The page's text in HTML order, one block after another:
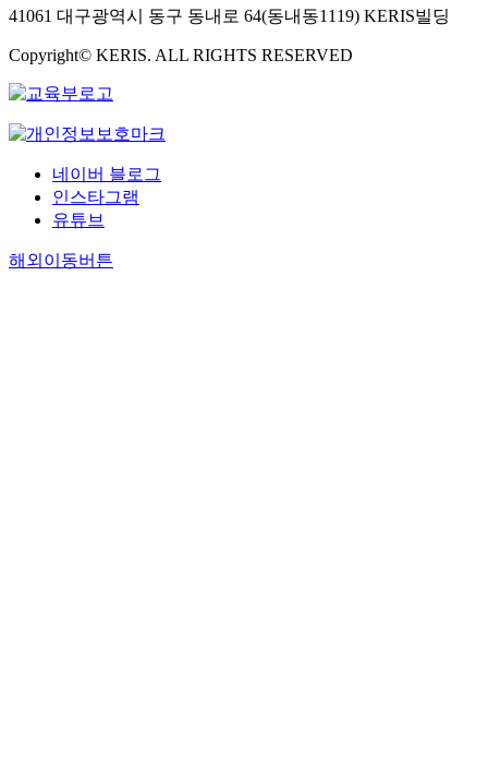
41061 대구광역시 동구 동내로 64(동내동1119) KERIS빌딩
Copyright© KERIS. ALL RIGHTS RESERVED
네이버 블로그
인스타그램
유튜브
해외이동버튼